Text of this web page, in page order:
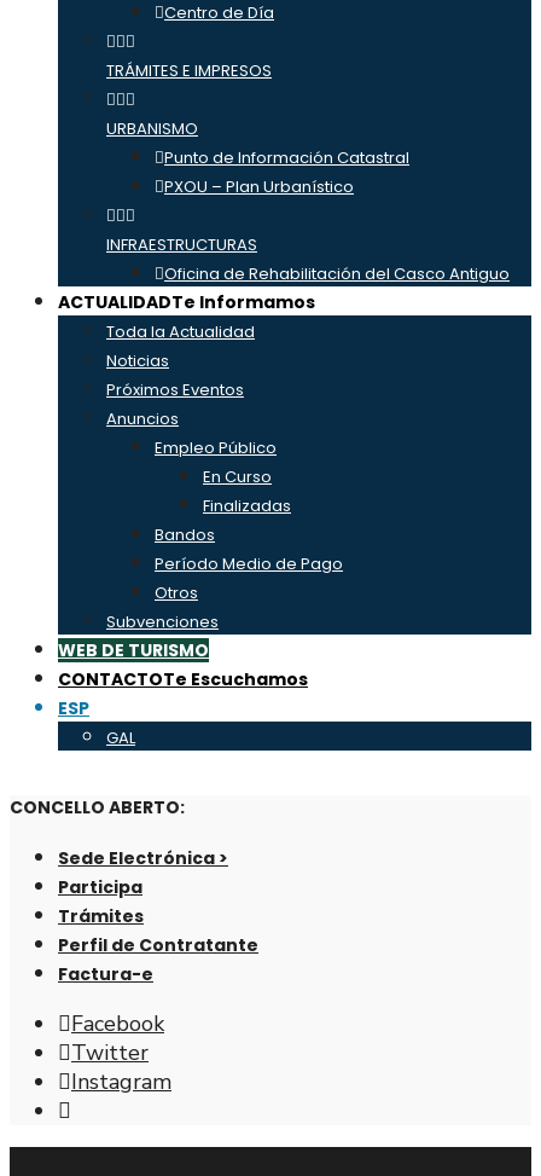
Centro de Día
TRÁMITES E IMPRESOS
URBANISMO
Punto de Información Catastral
PXOU – Plan Urbanístico
INFRAESTRUCTURAS
Oficina de Rehabilitación del Casco Antiguo
ACTUALIDADTe Informamos
Toda la Actualidad
Noticias
Próximos Eventos
Anuncios
Empleo Público
En Curso
Finalizadas
Bandos
Período Medio de Pago
Otros
Subvenciones
WEB DE TURISMO
CONTACTOTe Escuchamos
ESP
GAL
CONCELLO ABERTO:
Sede Electrónica >
Participa
Trámites
Perfil de Contratante
Factura-e
Facebook
Twitter
Instagram